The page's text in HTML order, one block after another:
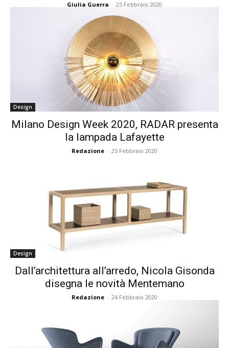
Giulia Guerra - 25 Febbraio 2020
Design
Milano Design Week 2020, RADAR presenta
la lampada Lafayette
Redazione - 25 Febbraio 2020
Design
Dall’architettura all’arredo, Nicola Gisonda
disegna le novità Mentemano
Redazione - 24 Febbraio 2020